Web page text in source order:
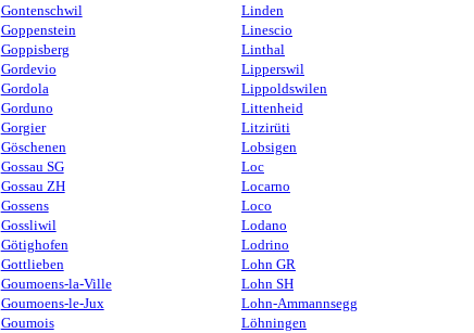
Gontenschwil
Goppenstein
Goppisberg
Gordevio
Gordola
Gorduno
Gorgier
Göschenen
Gossau SG
Gossau ZH
Gossens
Gossliwil
Götighofen
Gottlieben
Goumoens-la-Ville
Goumoens-le-Jux
Goumois
Linden
Linescio
Linthal
Lipperswil
Lippoldswilen
Littenheid
Litzirüti
Lobsigen
Loc
Locarno
Loco
Lodano
Lodrino
Lohn GR
Lohn SH
Lohn-Ammannsegg
Löhningen